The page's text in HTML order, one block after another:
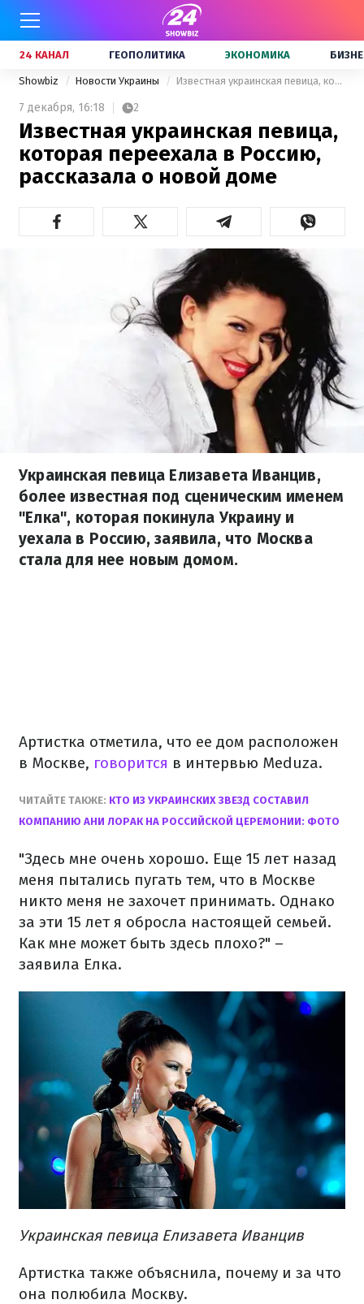
24 КАНАЛ ГЕОПОЛИТИКА ЭКОНОМИКА
Showbiz Новости Украины Известная украинская певица, которая переехала в Россию, рассказала о новой доме
7 декабря, 16:18 2
Известная украинская певица,
которая переехала в Россию,
рассказала о новой доме
Украинская певица Елизавета Иванцив,
более известная под сценическим именем
"Елка", которая покинула Украину и
уехала в Россию, заявила, что Москва
стала для нее новым домом.
Артистка отметила, что ее дом расположен
в Москве, говорится в интервью Meduza.
ЧИТАЙТЕ ТАКЖЕ: КТО ИЗ УКРАИНСКИХ ЗВЕЗД СОСТАВИЛ
КОМПАНИЮ АНИ ЛОРАК НА РОССИЙСКОЙ ЦЕРЕМОНИИ: ФОТО
"Здесь мне очень хорошо. Еще 15 лет назад
меня пытались пугать тем, что в Москве
никто меня не захочет принимать. Однако
за эти 15 лет я обросла настоящей семьей.
Как мне может быть здесь плохо?" –
заявила Елка.
Украинская певица Елизавета Иванцив
Артистка также объяснила, почему и за что
она полюбила Москву.